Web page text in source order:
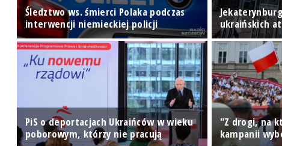
Śledztwo ws. śmierci Polaka podczas
interwencji niemieckiej policji
ukraińskich
PiS o deportacjach Ukraińców w wieku
poborowym, którzy nie pracują
"Z drogi, na
kampanii